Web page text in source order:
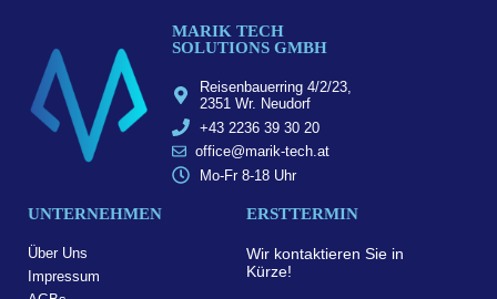
MARIK TECH
SOLUTIONS GMBH
Reisenbauerring 4/2/23,
2351 Wr. Neudorf
+43 2236 39 30 20
office@marik-tech.at
Mo-Fr 8-18 Uhr
UNTERNEHMEN
Über Uns
Impressum
ERSTTERMIN
Wir kontaktieren Sie in
Kürze!